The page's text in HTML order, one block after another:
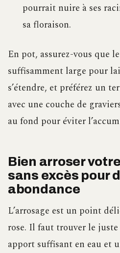
pourrait nuire à ses
sa floraison.
En pot, assurez-vous que
suffisamment large pour
s’étendre, et préférez un
avec une couche de
au fond pour éviter
Bien arroser
sans excès pour
abondance
L’arrosage est un point
rose. Il faut trouver le
apport suffisant en eau et